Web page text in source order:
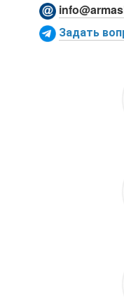
Задать